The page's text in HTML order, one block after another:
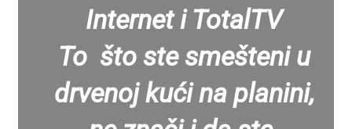
Internet i TotalTV
To što ste smešteni u
drvenoj kući na planini,